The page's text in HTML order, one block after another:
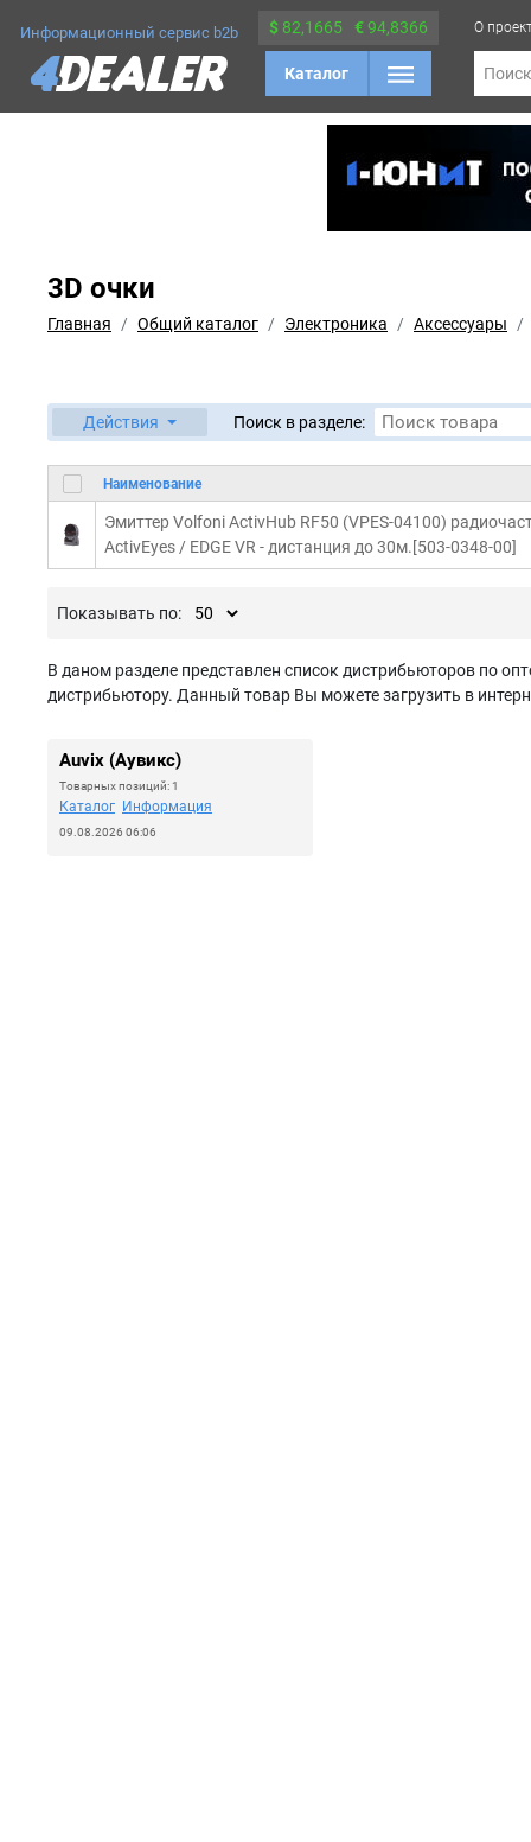
Информационный сервис b2b $ 82,1665 €94,8366
Каталог
О
Поиск
3D очки
Главная Общий каталог Электроника Аксессуары
Действия Поиск в разделе:
Наименование
Эмиттер Volfoni ActivHub RF50 (VPES-04100)
ActivEyes / EDGE VR - дистанция до 30м.[503-0348-00]
Показывать по:
В даном разделе представлен список дистрибьюторов по
дистрибьютору. Данный товар Вы можете загрузить в
Auvix (Аувикс)
Товарных позиций: 1
Каталог Информация
09.08.2026 06:06